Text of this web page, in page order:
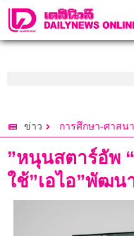
ข่าว การศึกษา-ศาสนา
”หนุนสตาร์อัพ
ใช้”เอไอ”พัฒน